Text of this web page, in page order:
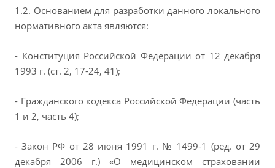
1.2. Основанием для разработки данного локального
нормативного акта являются:
- Конституция Российской Федерации от 12 декабря
1993 г. (ст. 2, 17-24, 41);
- Гражданского кодекса Российской Федерации (часть
1 и 2, часть 4);
- Закон РФ от 28 июня 1991 г. № 1499-1 (ред. от 29
декабря 2006 г.) «О медицинском страховании